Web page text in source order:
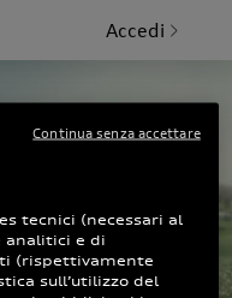
Accedi
tecnici (necessari al
analitici e di
(rispettivamente
sull’utilizzo del
Continua senza accettare